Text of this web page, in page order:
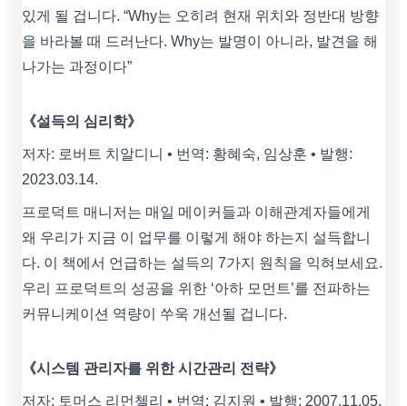
있게 될 겁니다. “Why는 오히려 현재 위치와 정반대 방향
을 바라볼 때 드러난다. Why는 발명이 아니라, 발견을 해
나가는 과정이다”
《설득의 심리학》
저자: 로버트 치알디니 • 번역: 황혜숙, 임상훈 • 발행:
2023.03.14.
프로덕트 매니저는 매일 메이커들과 이해관계자들에게
왜 우리가 지금 이 업무를 이렇게 해야 하는지 설득합니
다. 이 책에서 언급하는 설득의 7가지 원칙을 익혀보세요.
우리 프로덕트의 성공을 위한 ‘아하 모먼트’를 전파하는
커뮤니케이션 역량이 쑤욱 개선될 겁니다.
《시스템 관리자를 위한 시간관리 전략》
저자: 토머스 리먼첼리 • 번역: 김지원 • 발행: 2007.11.05.